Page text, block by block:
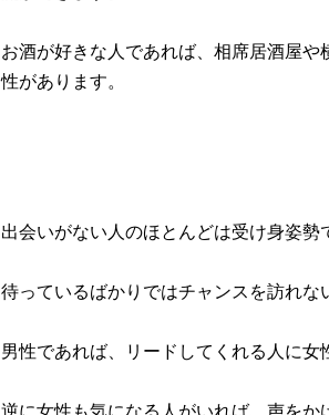
お酒が好きな人であれば、相席居酒屋
性があります。
出会いがない人のほとんどは受け身姿勢
待っているばかりではチャンスを訪れな
男性であれば、リードしてくれる人に女